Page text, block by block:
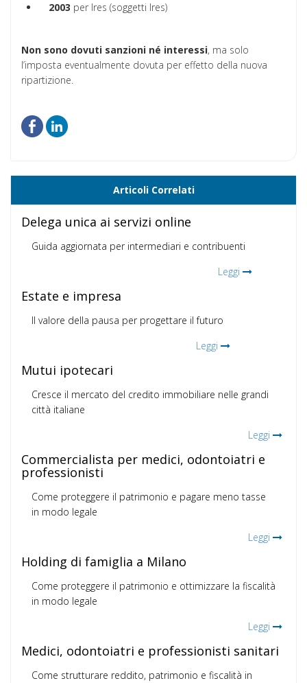
2003 per Ires (soggetti Ires)
Non sono dovuti sanzioni né interessi, ma solo
l’imposta eventualmente dovuta per effetto della nuova
ripartizione.
Articoli Correlati
Delega unica ai servizi online
Guida aggiornata per intermediari e contribuenti
Leggi
Estate e impresa
Il valore della pausa per progettare il futuro
Leggi
Mutui ipotecari
Cresce il mercato del credito immobiliare nelle grandi
città italiane
Leggi
Commercialista per medici, odontoiatri e
professionisti
Come proteggere il patrimonio e pagare meno tasse
in modo legale
Leggi
Holding di famiglia a Milano
Come proteggere il patrimonio e ottimizzare la fiscalità
in modo legale
Leggi
Medici, odontoiatri e professionisti sanitari
Come strutturare reddito, patrimonio e fiscalità in